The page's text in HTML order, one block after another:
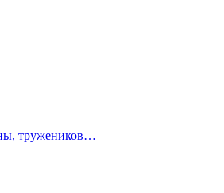
тружеников…